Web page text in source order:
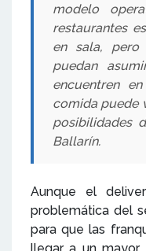
modelo
restaurantes
en sala,
puedan
encuentren
comida puede
posibilidades
Ballarín.
Aunque el
problemática del
para que las
llegar a un mayor